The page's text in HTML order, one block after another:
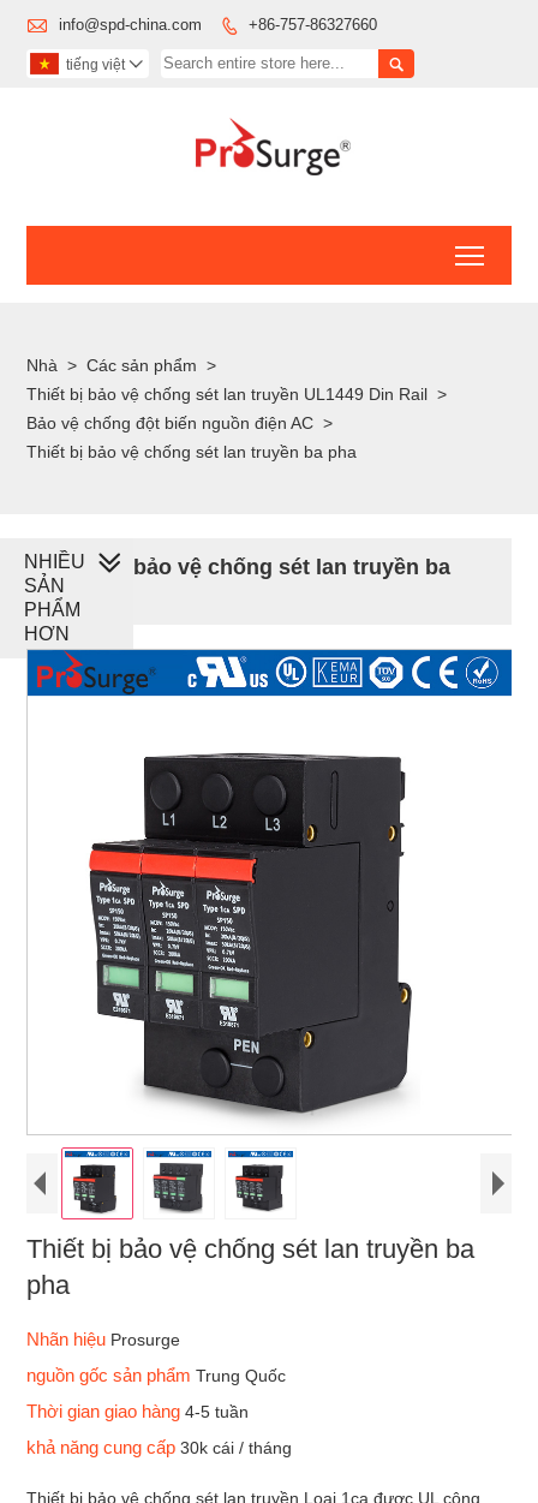
 info@spd-china.com  +86-757-86327660

tiếng việt 
Nhà > Các sản phẩm >
Thiết bị bảo vệ chống sét lan truyền UL1449 Din Rail >
Bảo vệ chống đột biến nguồn điện AC >
Thiết bị bảo vệ chống sét lan truyền ba pha
Thiết bị bảo vệ chống sét lan truyền ba
pha
Thiết bị bảo vệ chống sét lan truyền ba
pha
Nhãn hiệu Prosurge
nguồn gốc sản phẩmTrung Quốc
Thời gian giao hàng4-5 tuần
khả năng cung cấp30k cái / tháng
Thiết bị bảo vệ chống sét lan truyền Loại 1ca được UL công
NHIỀU
SẢN
PHẨM
HƠN